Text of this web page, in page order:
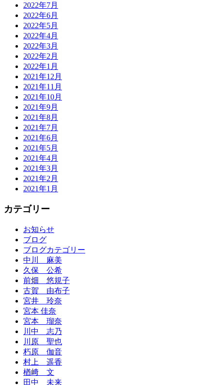
2022年7月
2022年6月
2022年5月
2022年4月
2022年3月
2022年2月
2022年1月
2021年12月
2021年11月
2021年10月
2021年9月
2021年8月
2021年7月
2021年6月
2021年5月
2021年4月
2021年3月
2021年2月
2021年1月
カテゴリー
お知らせ
ブログ
ブログカテゴリー
中川 麻美
久保 公希
前畑 悠規子
古賀 由布子
宮井 玲奈
宮本 佳奈
宮本 瑠奈
川中 志乃
川原 聖也
朽原 伽音
村上 遥香
楢﨑 文
田中 未来